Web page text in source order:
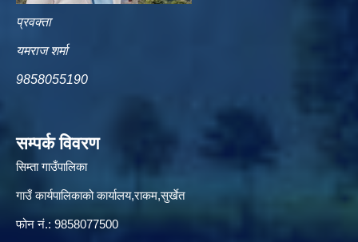
प्रवक्ता
यमराज शर्मा
9858055190
सम्पर्क विवरण
सिम्ता गाउँपालिका
गाउँ कार्यपालिकाको कार्यालय,राकम,सुर्खेत
फोन नं.: 9858077500